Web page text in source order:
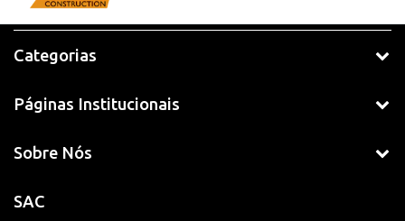
Categorias
Páginas Institucionais
Sobre Nós
SAC